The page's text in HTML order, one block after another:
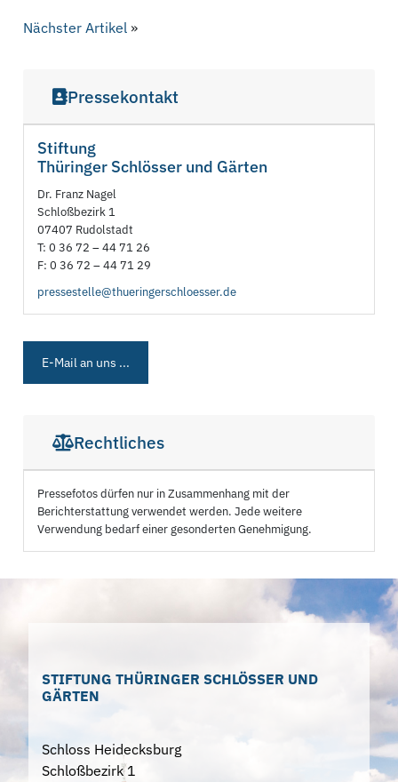
Nächster Artikel »
Pressekontakt
Stiftung
Thüringer Schlösser und Gärten
Dr. Franz Nagel
Schloßbezirk 1
07407 Rudolstadt
T: 0 36 72 – 44 71 26
F: 0 36 72 – 44 71 29
pressestelle@thueringerschloesser.de
E-Mail an uns ...
Rechtliches
Pressefotos dürfen nur in Zusammenhang mit der
Berichterstattung verwendet werden. Jede weitere
Verwendung bedarf einer gesonderten Genehmigung.
STIFTUNG THÜRINGER SCHLÖSSER UND
GÄRTEN
Schloss Heidecksburg
Schloßbezirk 1